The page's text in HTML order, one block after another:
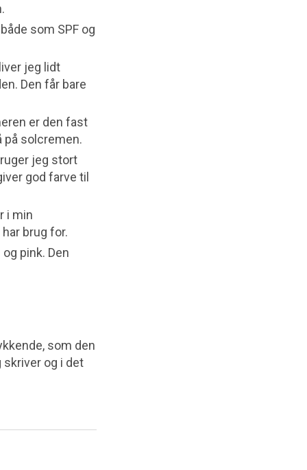
som SPF og
jeg lidt
Den får bare
er den fast
på solcremen.
jeg stort
god farve til
i min
brug for.
pink. Den
som den
skriver og i det